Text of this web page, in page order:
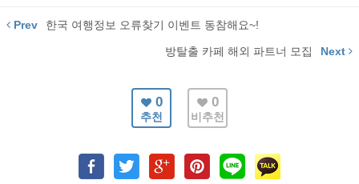
Prev 한국 여행정보 오류찾기 이벤트 동참해요~!
방탈출 카페 해외 파트너 모집 Next
0
추천
0
비추천